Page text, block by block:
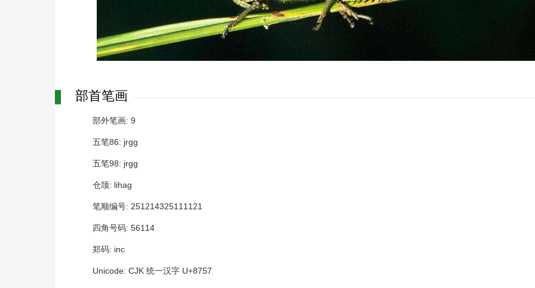
部首笔画
部外笔画: 9
五笔86: jrgg
五笔98: jrgg
仓颉: lihag
笔顺编号: 251214325111121
四角号码: 56114
郑码: inc
Unicode: CJK 统一汉字 U+8757